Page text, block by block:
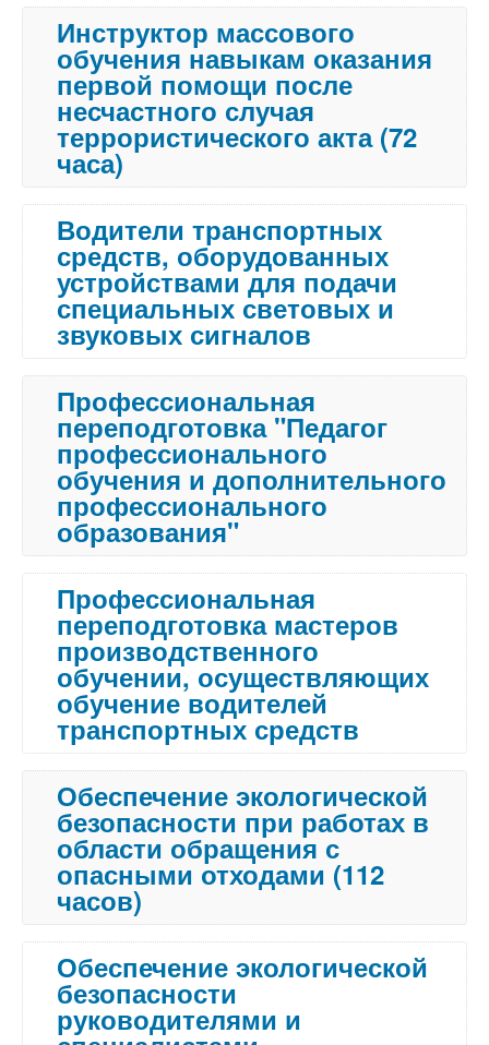
Инструктор массового
обучения навыкам оказания
первой помощи после
несчастного случая
террористического акта (72
часа)
Водители транспортных
средств, оборудованных
устройствами для подачи
специальных световых и
звуковых сигналов
Профессиональная
переподготовка "Педагог
профессионального
обучения и дополнительного
профессионального
образования"
Профессиональная
переподготовка мастеров
производственного
обучении, осуществляющих
обучение водителей
транспортных средств
Обеспечение экологической
безопасности при работах в
области обращения с
опасными отходами (112
часов)
Обеспечение экологической
безопасности
руководителями и